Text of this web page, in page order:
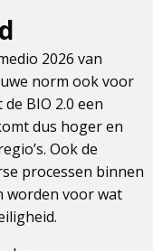
2026 van
norm ook voor
BIO 2.0 een
dus hoger en
Ook de
processen binnen
worden voor wat